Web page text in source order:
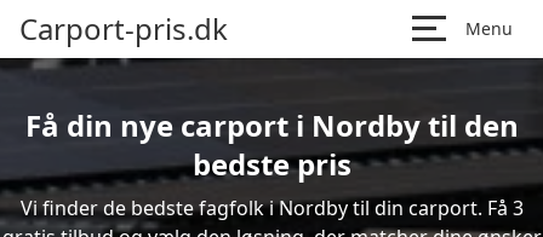
Carport-pris.dk Menu
Få din nye carport i Nordby til den
bedste pris
Vi finder de bedste fagfolk i Nordby til din carport. Få 3